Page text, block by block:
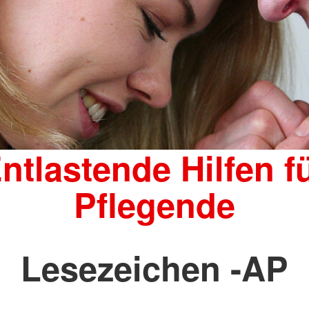
Hilfen
Pflegende
Lesezeichen -AP